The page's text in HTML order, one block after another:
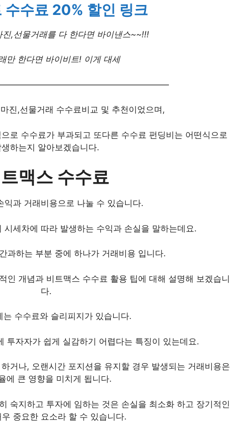
수수료 20% 할인 링크
,선물거래를 다 한다면 바이낸스~~!!!
만 한다면 바이비트! 이게 대세
진,선물거래 수수료비교 및 추천이었으며,
로 수수료가 부과되고 또다른 수수료 펀딩비는 어떤식으로
생하는지 알아보겠습니다.
맥스 수수료
익과 거래비용으로 나눌 수 있습니다.
시세차에 따라 발생하는 수익과 손실을 말하는데요.
과하는 부분 중에 하나가 거래비용 입니다.
인 개념과 비트맥스 수수료 활용 팁에 대해 설명해 보겠습니
다.
는 수수료와 슬리피지가 있습니다.
투자자가 쉽게 실감하기 어렵다는 특징이 있는데요.
거나, 오랜시간 포지션을 유지할 경우 발생되는 거래비용은
에 큰 영향을 미치게 됩니다.
숙지하고 투자에 임하는 것은 손실을 최소화 하고 장기적인
중요한 요소라 할 수 있습니다.